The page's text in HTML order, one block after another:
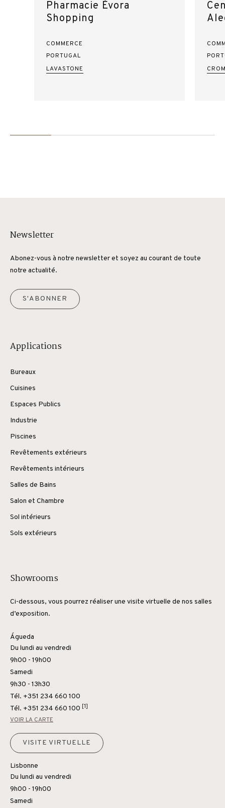
Pharmacie Évora
Shopping
COMMERCE
PORTUGAL
LAVASTONE
Newsletter
Abonez-vous à notre newsletter et soyez au courant de toute
notre actualité.
S'ABONNER
Applications
Bureaux
Cuisines
Espaces Publics
Industrie
Piscines
Revêtements extérieurs
Revêtements intérieurs
Salles de Bains
Salon et Chambre
Sol intérieurs
Sols extérieurs
Showrooms
Ci-dessous, vous pourrez réaliser une visite virtuelle de nos salles
d’exposition.
Águeda
Du lundi au vendredi
9h00 - 19h00
Samedi
9h30 - 13h30
Tél. +351 234 660 100
Tél. +351 234 660 100 [1]
VOIR LA CARTE
VISITE VIRTUELLE
Lisbonne
Du lundi au vendredi
9h00 - 19h00
Samedi